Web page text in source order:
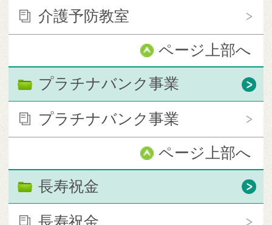
介護予防教室
ページ上部へ
プラチナバンク事業
プラチナバンク事業
ページ上部へ
長寿祝金
長寿祝金